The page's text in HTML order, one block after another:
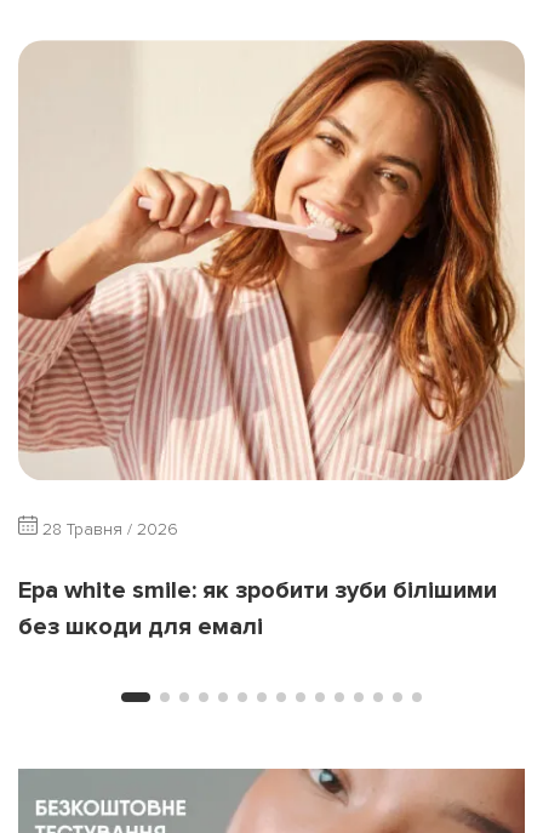
28 Травня / 2026
Ера white smile: як зробити зуби білішими
без шкоди для емалі